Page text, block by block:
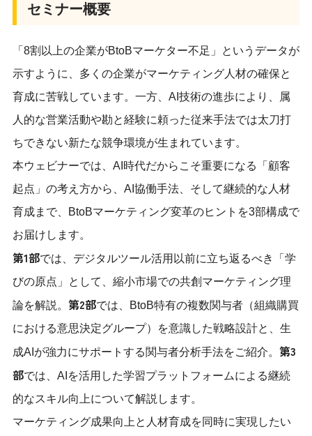
セミナー概要
「8割以上の企業がBtoBマーケター不足」というデータが
示すように、多くの企業がマーケティング人材の確保と
育成に苦戦しています。一方、AI技術の進歩により、属
人的な営業活動や勘と経験に頼った従来手法では太刀打
ちできない新たな競争環境が生まれています。
本ウェビナーでは、AI時代だからこそ重要になる「顧客
起点」の考え方から、AI協働手法、そして継続的な人材
育成まで、BtoBマーケティング変革のヒントを3部構成で
お届けします。
第1部では、デジタルツール活用以前に立ち返るべき「学
びの原点」として、縮小市場での共創マーケティング理
論を解説。 第2部では、BtoB特有の複数関与者（組織購買
における意思決定グループ）を意識した戦略設計と、生
成AIが強力にサポートする関与者分析手法をご紹介。 第3
部では、AIを活用した学習プラットフォームによる継続
的なスキル向上について解説します。
マーケティング成果向上と人材育成を同時に実現したい